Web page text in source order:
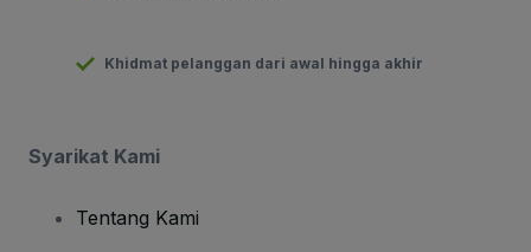
Khidmat pelanggan dari awal hingga akhir
Syarikat Kami
Tentang Kami